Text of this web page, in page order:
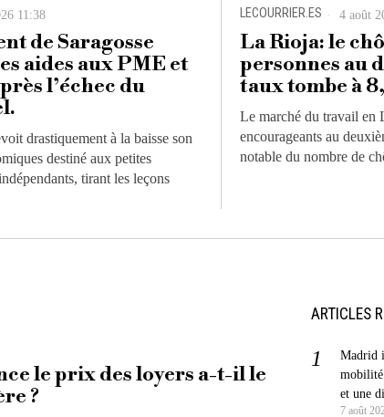
11:38
de Saragosse
aides aux PME et
l’échec du
drastiquement à la baisse son
destiné aux petites
tirant les leçons
LECOURRIER.ES 4 août
La Rioja: le
personnes au
taux tombe à
Le marché du travail en
encourageants au
notable du nombre de
le prix des loyers a-t-il le
?
ARTICLES
Madrid
mobilité
et une
7 août